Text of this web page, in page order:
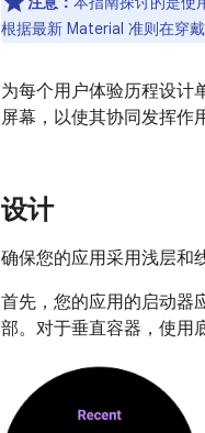
根据最新 Material 准则在穿
为每个用户体验历程设计
屏幕，以使其协同发挥作
设计
确保您的应用采用浅层和
首先，您的应用的启动器
部。对于垂直容器，使用